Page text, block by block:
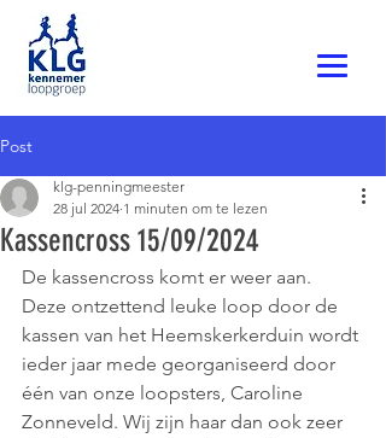
Post
Kassencross 15/09/2024
klg-penningmeester
28 jul 2024 1 minuten om te lezen
De kassencross komt er weer aan.
Deze ontzettend leuke loop door de
kassen van het Heemskerkerduin wordt
ieder jaar mede georganiseerd door
één van onze loopsters, Caroline
Zonneveld. Wij zijn haar dan ook zeer